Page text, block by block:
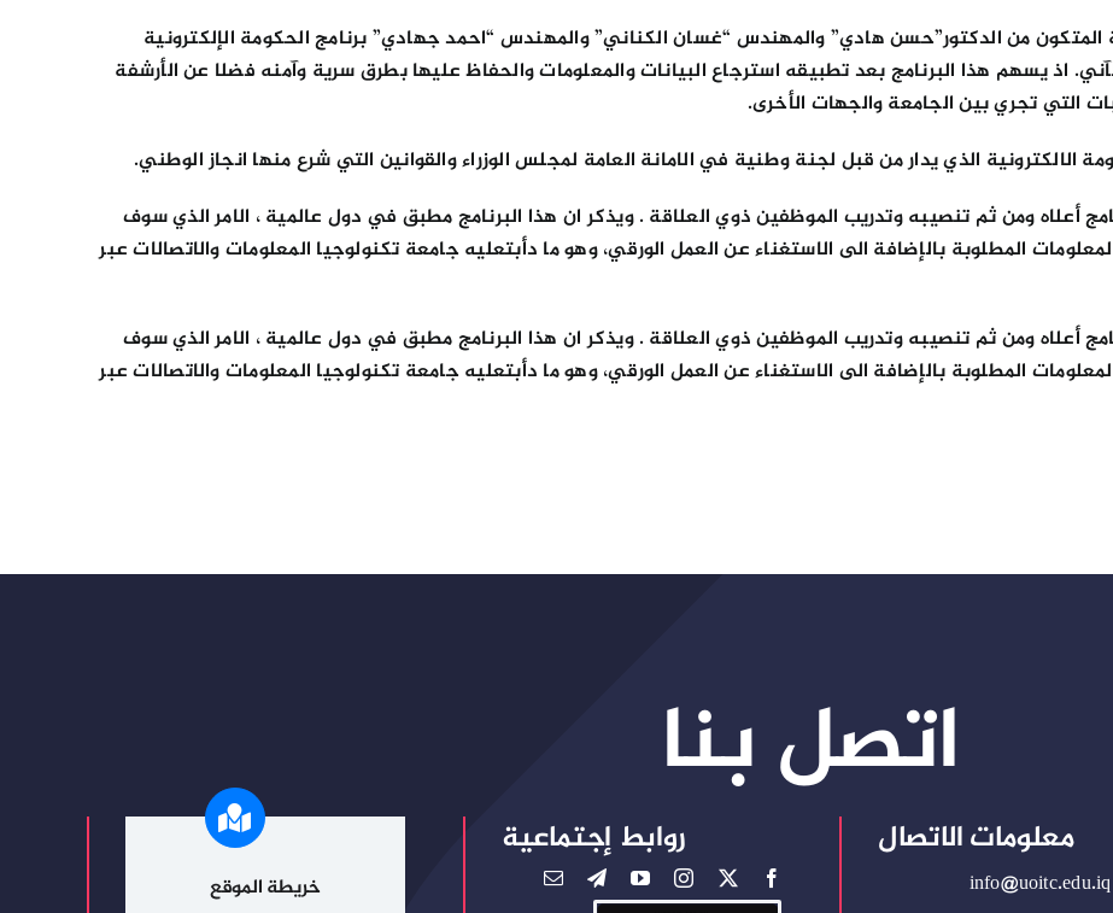
من الدكتور”حسن هادي” والمهندس “غسان الكناني” والمهندس “احمد جهادي” برنامج الحكومة الإلكترونية
اذ يسهم هذا البرنامج بعد تطبيقه استرجاع البيانات والمعلومات والحفاظ عليها بطرق سرية وآمنه فضلا عن الأرشفة
التي تجري بين الجامعة والجهات الأخرى.
الذي يدار من قبل لجنة وطنية في الامانة العامة لمجلس الوزراء والقوانين التي شرع منها انجاز الوطني.
أعلاه ومن ثم تنصيبه وتدريب الموظفين ذوي العلاقة . ويذكر ان هذا البرنامج مطبق في دول عالمية ، الامر الذي سوف
المطلوبة بالإضافة الى الاستغناء عن العمل الورقي، وهو ما دأبتعليه جامعة تكنولوجيا المعلومات والاتصالات عبر
أعلاه ومن ثم تنصيبه وتدريب الموظفين ذوي العلاقة . ويذكر ان هذا البرنامج مطبق في دول عالمية ، الامر الذي سوف
المطلوبة بالإضافة الى الاستغناء عن العمل الورقي، وهو ما دأبتعليه جامعة تكنولوجيا المعلومات والاتصالات عبر
اتصل بنا
معلومات الاتصال
info@uoitc.edu.iq
روابط إجتماعية
خريطة الموقع